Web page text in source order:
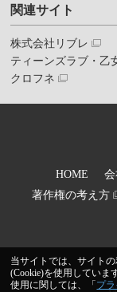
当サイトでは、サイト
(Cookie)を使用していま
使用に関しては、「 プ
関連サイト
株式会社リブレ
ティーンズラブ・乙
クロフネ
HOME
著作権の考え方